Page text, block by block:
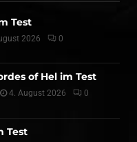
Test
2026 0
of Hel im Test
4. August 2026 0
Test